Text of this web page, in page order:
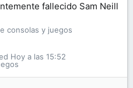
fallecido Sam Neill
consolas y juegos
Hoy a las 15:52